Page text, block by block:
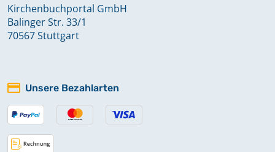
Kirchenbuchportal GmbH
Balinger Str. 33/1
70567 Stuttgart
Unsere Bezahlarten